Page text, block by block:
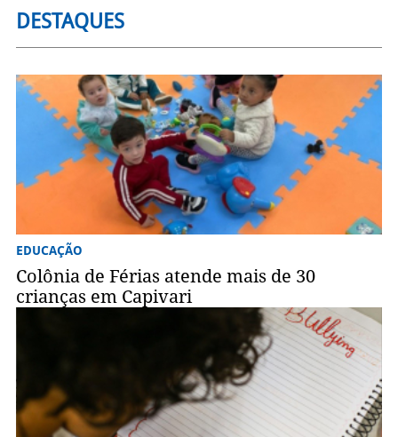
DESTAQUES
EDUCAÇÃO
Colônia de Férias atende mais de 30
crianças em Capivari